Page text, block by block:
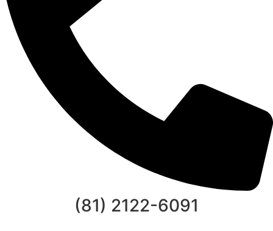
(81) 2122-6091